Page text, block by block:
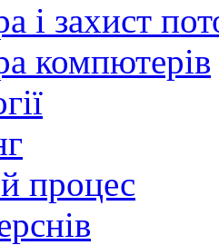
і захист
компютерів
процес